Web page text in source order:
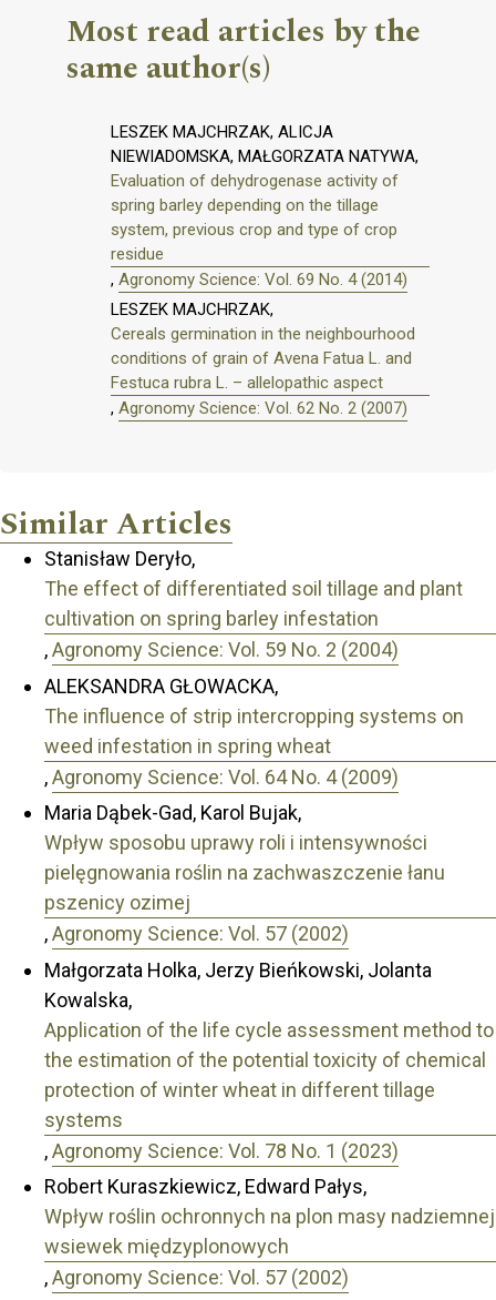
Most read articles by the
same author(s)
LESZEK MAJCHRZAK, ALICJA
NIEWIADOMSKA, MAŁGORZATA NATYWA,
Evaluation of dehydrogenase activity of
spring barley depending on the tillage
system, previous crop and type of crop
residue
, Agronomy Science: Vol. 69 No. 4 (2014)
LESZEK MAJCHRZAK,
Cereals germination in the neighbourhood
conditions of grain of Avena Fatua L. and
Festuca rubra L. – allelopathic aspect
, Agronomy Science: Vol. 62 No. 2 (2007)
Similar Articles
Stanisław Deryło,
The effect of differentiated soil tillage and plant
cultivation on spring barley infestation
,Agronomy Science: Vol. 59 No. 2 (2004)
ALEKSANDRA GŁOWACKA,
The influence of strip intercropping systems on
weed infestation in spring wheat
,Agronomy Science: Vol. 64 No. 4 (2009)
Maria Dąbek-Gad, Karol Bujak,
Wpływ sposobu uprawy roli i intensywności
pielęgnowania roślin na zachwaszczenie łanu
pszenicy ozimej
,Agronomy Science: Vol. 57 (2002)
Małgorzata Holka, Jerzy Bieńkowski, Jolanta
Kowalska,
Application of the life cycle assessment method to
the estimation of the potential toxicity of chemical
protection of winter wheat in different tillage
systems
,Agronomy Science: Vol. 78 No. 1 (2023)
Robert Kuraszkiewicz, Edward Pałys,
Wpływ roślin ochronnych na plon masy nadziemnej
wsiewek międzyplonowych
,Agronomy Science: Vol. 57 (2002)